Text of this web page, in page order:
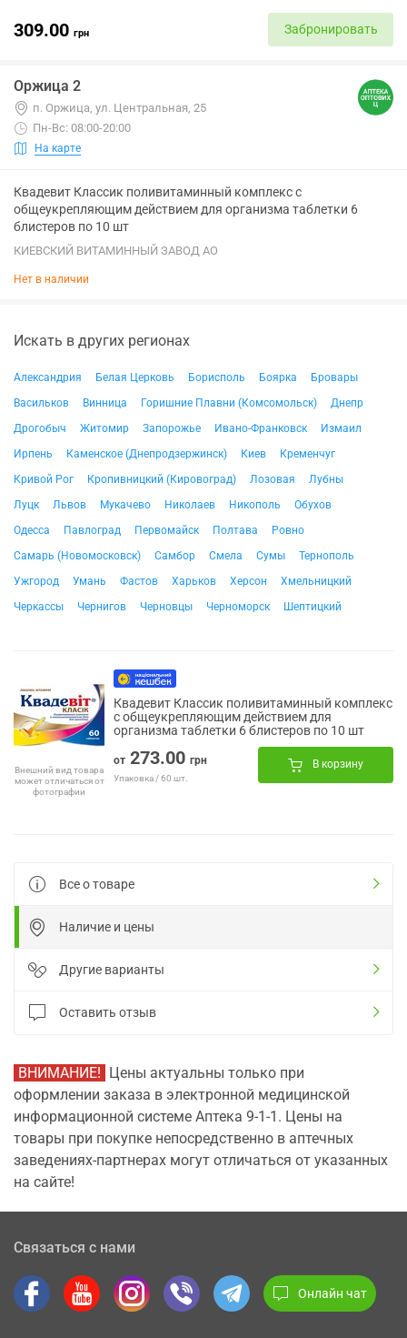
309.00 грн Забронировать
Оржица 2
п. Оржица, ул. Центральная, 25
Пн-Вс: 08:00-20:00
На карте
Квадевит Классик поливитаминный комплекс с
общеукрепляющим действием для организма таблетки 6
блистеров по 10 шт
КИЕВСКИЙ ВИТАМИННЫЙ ЗАВОД АО
Нет в наличии
Искать в других регионах
Александрия Белая Церковь Борисполь Боярка
Бровары
Васильков
Винница Горишние Плавни (Комсомольск)
Днепр
Дрогобыч
Житомир Запорожье Ивано-Франковск
Измаил
Ирпень
Каменское (Днепродзержинск) Киев
Кременчуг
Кривой Рог
Кропивницкий (Кировоград) Лозовая
Лубны
Луцк
Львов Мукачево Николаев Никополь
Обухов
Одесса
Павлоград Первомайск Полтава
Ровно
Самарь (Новомосковск)
Самбор Смела Сумы
Тернополь
Ужгород
Умань Фастов Харьков Херсон
Хмельницкий
Черкассы
Чернигов Черновцы Черноморск Шептицкий
Внешний вид товара
может отличаться от
фотографии
Квадевит Классик поливитаминный комплекс
с общеукрепляющим действием для
организма таблетки 6 блистеров по 10 шт
от 273.00 грн
Упаковка / 60 шт.
В корзину
Все о товаре
Наличие и цены
Другие варианты
Оставить отзыв
ВНИМАНИЕ! Цены актуальны только при
оформлении заказа в электронной медицинской
информационной системе Аптека 9-1-1. Цены на
товары при покупке непосредственно в аптечных
заведениях-партнерах могут отличаться от указанных
на сайте!
Связаться с нами
Онлайн чат